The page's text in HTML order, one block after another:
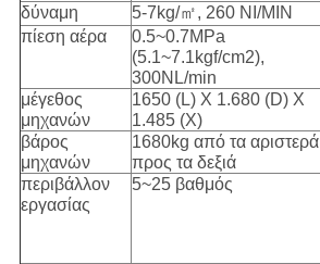
δύναμη
5-7kg/㎡, 260 NI/MIN
πίεση αέρα
0.5~0.7MPa
(5.1~7.1kgf/cm2),
300NL/min
μέγεθος
μηχανών
1650 (L) Χ 1.680 (D) Χ
1.485 (Χ)
βάρος
μηχανών
1680kg από τα αριστερά
προς τα δεξιά
περιβάλλον
εργασίας
5~25 βαθμός